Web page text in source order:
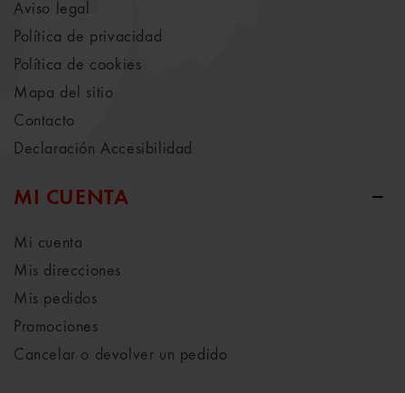
Aviso legal
Política de privacidad
Política de cookies
Mapa del sitio
Contacto
Declaración Accesibilidad
MI CUENTA
Mi cuenta
Mis direcciones
Mis pedidos
Promociones
Cancelar o devolver un pedido